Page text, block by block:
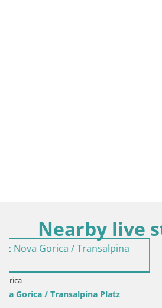
Nearby live
Italien / Friaul-Julisch Venetien / Görz
Webcam Europa Platz / Transalpina